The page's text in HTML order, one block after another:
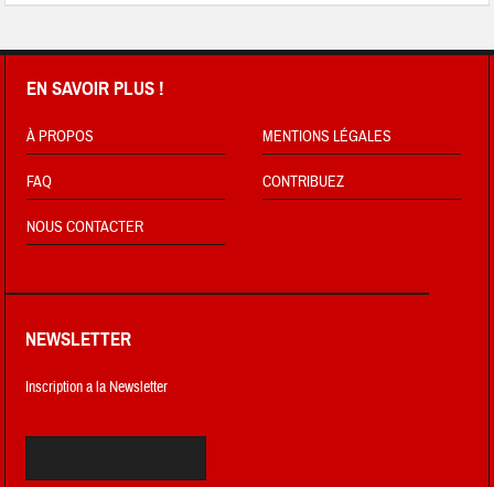
EN SAVOIR PLUS !
À PROPOS MENTIONS LÉGALES
FAQ CONTRIBUEZ
NOUS CONTACTER
NEWSLETTER
Inscription a la Newsletter